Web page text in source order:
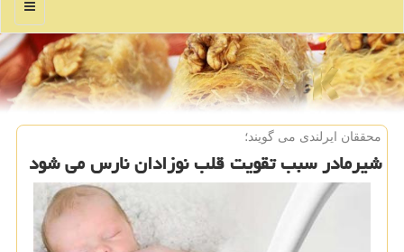
منو
محققان ایرلندی می گویند؛
شیرمادر سبب تقویت قلب نوزادان نارس می شود